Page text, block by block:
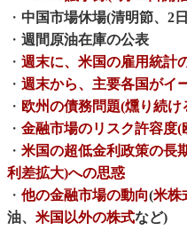
・ 中国市場休場(清明節、2
・ 週間原油在庫の公表
・ 週末に、米国の雇用統計
・ 週末から、主要各国がイ
・ 欧州の債務問題(燻り続け
・ 金融市場のリスク許容度
・ 米国の超低金利政策の長
利差拡大)への思惑
・ 他の金融市場の動向(米株
油、 米国以外の株式など)